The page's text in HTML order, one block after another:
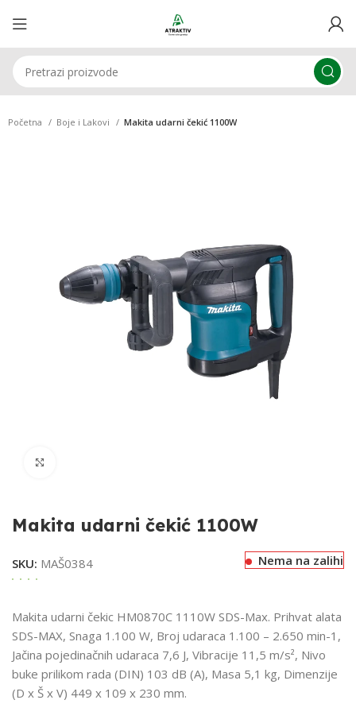
Početna Boje i Lakovi Makita udarni čekić 1100W
Makita udarni čekić 1100W
SKU: MAŠ0384 Nema na zalihi
Makita udarni čekic HM0870C 1110W SDS-Max. Prihvat alata
SDS-MAX, Snaga 1.100 W, Broj udaraca 1.100 – 2.650 min-1,
Jačina pojedinačnih udaraca 7,6 J, Vibracije 11,5 m/s², Nivo
buke prilikom rada (DIN) 103 dB (A), Masa 5,1 kg, Dimenzije
(D x Š x V) 449 x 109 x 230 mm.